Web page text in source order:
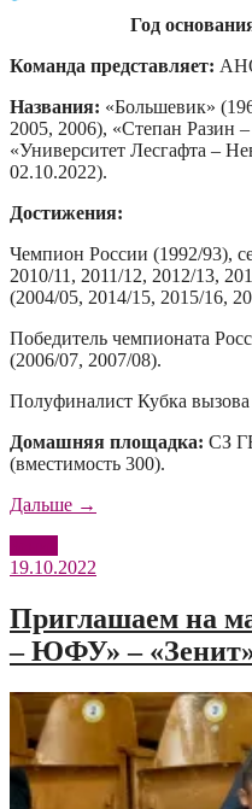
Год
Команда представляет:
Названия: «Большевик»
2005, 2006), «Степан Разин
«Университет Лесгафта –
02.10.2022).
Достижения:
Чемпион России (1992/93),
2010/11, 2011/12, 2012/13,
(2004/05, 2014/15, 2015/16,
Победитель чемпионата
(2006/07, 2007/08).
Полуфиналист Кубка
Домашняя площадка: СЗ
(вместимость 300).
Дальше «Соперник
«Зенит»
Петербург»
→
19.10.2022
Приглашаем на
– ЮФУ» –